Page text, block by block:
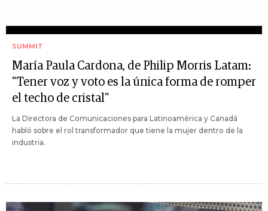
SUMMIT
María Paula Cardona, de Philip Morris Latam:
"Tener voz y voto es la única forma de romper
el techo de cristal"
La Directora de Comunicaciones para Latinoamérica y Canadá
habló sobre el rol transformador que tiene la mujer dentro de la
industria.